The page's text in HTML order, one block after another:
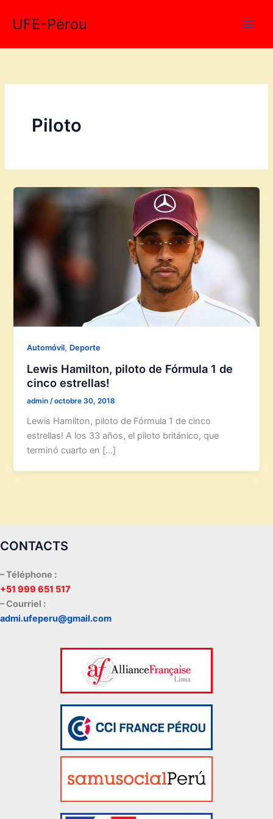
UFE-Pérou
Piloto
Automóvil, Deporte
Lewis Hamilton, piloto de Fórmula 1 de
cinco estrellas!
admin/octobre 30, 2018
Lewis Hamilton, piloto de Fórmula 1 de cinco
estrellas! A los 33 años, el piloto británico, que
terminó cuarto en […]
CONTACTS
– Téléphone :
+51 999 651 517
– Courriel :
admi.ufeperu@gmail.com